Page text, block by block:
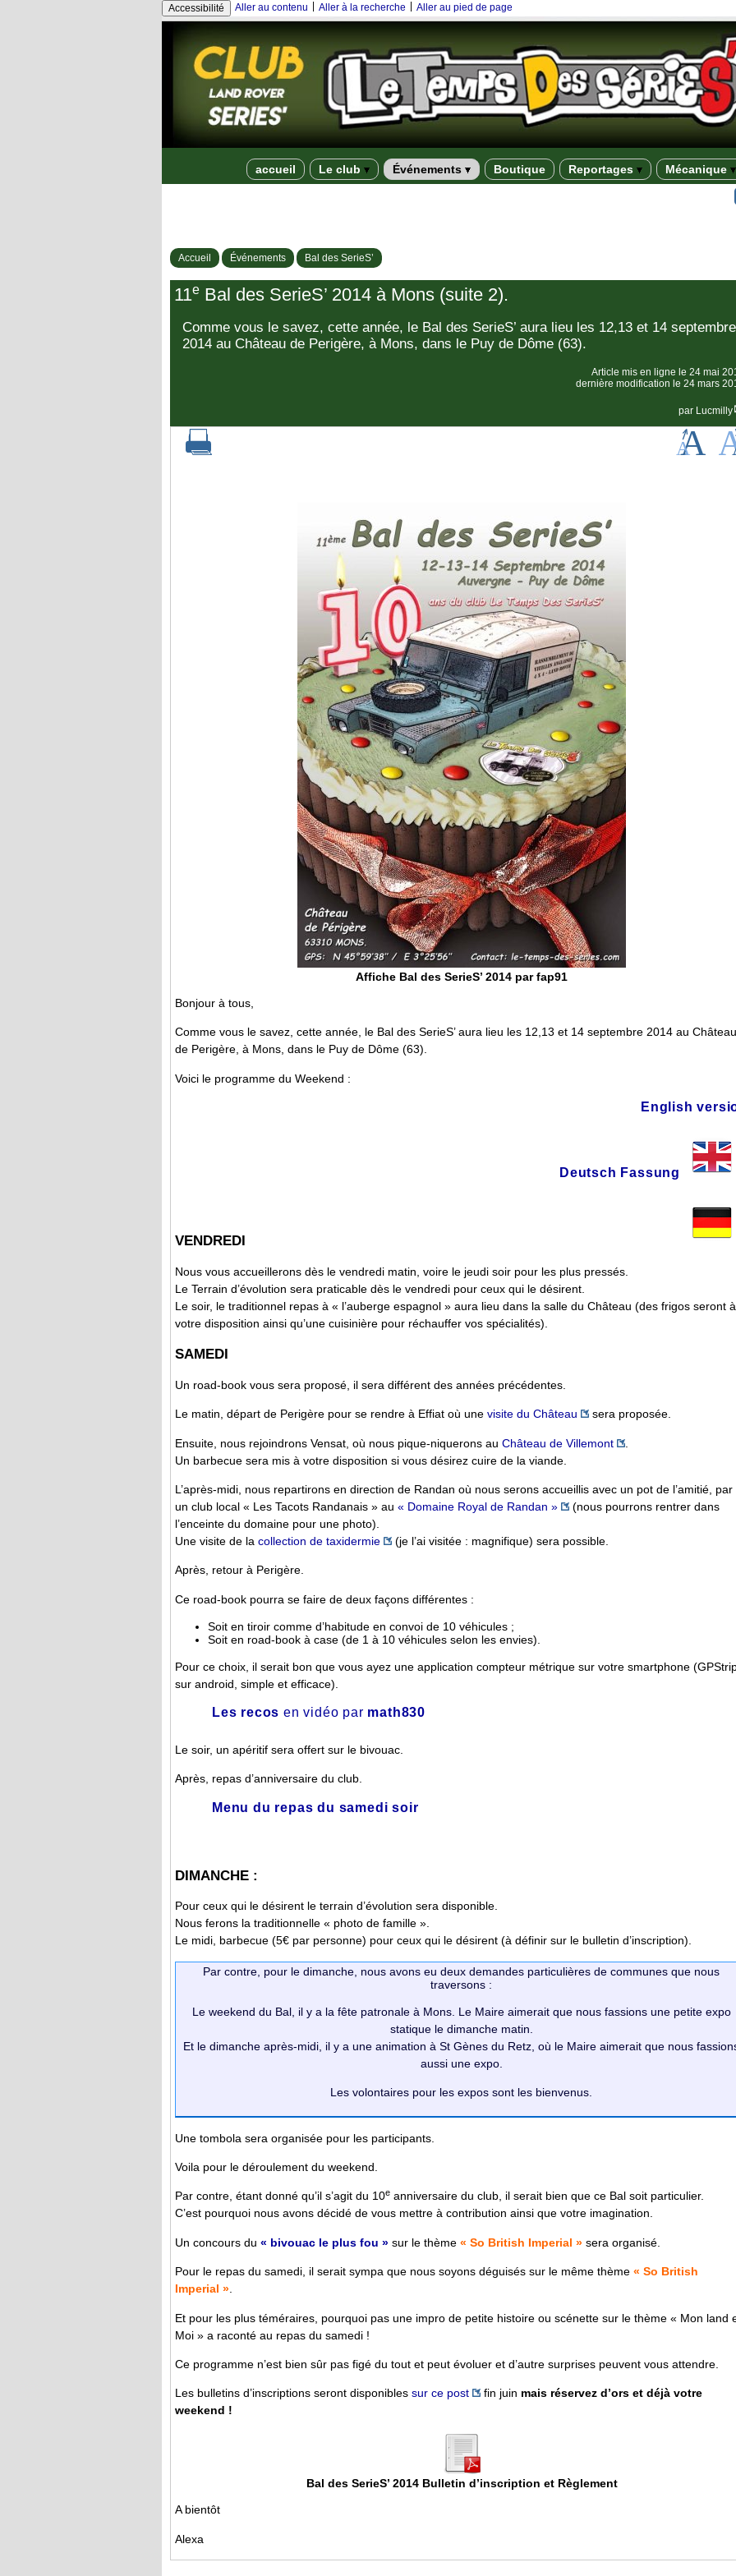
Accessibilité Aller au contenu Aller à la recherche Aller au pied de page
accueil Le club Événements Boutique Reportages Mécanique
Accueil Événements Bal des SerieS’
11e Bal des SerieS’ 2014 à Mons (suite 2).
Comme vous le savez, cette année, le Bal des SerieS’ aura lieu les 12,13 et 14 septembre
2014 au Château de Perigère, à Mons, dans le Puy de Dôme (63).
Article mis en ligne le 24 mai
dernière modification le 24 mars
par Lucmilly
Affiche Bal des SerieS’ 2014 par fap91
Bonjour à tous,
Comme vous le savez, cette année, le Bal des SerieS’ aura lieu les 12,13 et 14 septembre 2014 au Château
de Perigère, à Mons, dans le Puy de Dôme (63).
Voici le programme du Weekend :
English
Deutsch Fassung
VENDREDI
Nous vous accueillerons dès le vendredi matin, voire le jeudi soir pour les plus pressés.
Le Terrain d’évolution sera praticable dès le vendredi pour ceux qui le désirent.
Le soir, le traditionnel repas à « l’auberge espagnol » aura lieu dans la salle du Château (des frigos seront à
votre disposition ainsi qu’une cuisinière pour réchauffer vos spécialités).
SAMEDI
Un road-book vous sera proposé, il sera différent des années précédentes.
Le matin, départ de Perigère pour se rendre à Effiat où une visite du Château sera proposée.
Ensuite, nous rejoindrons Vensat, où nous pique-niquerons au Château de Villemont
Un barbecue sera mis à votre disposition si vous désirez cuire de la viande.
L’après-midi, nous repartirons en direction de Randan où nous serons accueillis avec un pot de l’amitié, par
un club local « Les Tacots Randanais » au « Domaine Royal de Randan »
(nous pourrons rentrer dans
l’enceinte du domaine pour une photo).
Une visite de la collection de taxidermie (je l’ai visitée : magnifique) sera possible.
Après, retour à Perigère.
Ce road-book pourra se faire de deux façons différentes :
Soit en tiroir comme d’habitude en convoi de 10 véhicules ;
Soit en road-book à case (de 1 à 10 véhicules selon les envies).
Pour ce choix, il serait bon que vous ayez une application compteur métrique sur votre smartphone
sur android, simple et efficace).
Les recos en vidéo par math830
Le soir, un apéritif sera offert sur le bivouac.
Après, repas d’anniversaire du club.
Menu du repas du samedi soir
DIMANCHE :
Pour ceux qui le désirent le terrain d’évolution sera disponible.
Nous ferons la traditionnelle « photo de famille ».
Le midi, barbecue (5€ par personne) pour ceux qui le désirent (à définir sur le bulletin d’inscription).
Par contre, pour le dimanche, nous avons eu deux demandes particulières de communes que nous
traversons :
Le weekend du Bal, il y a la fête patronale à Mons. Le Maire aimerait que nous fassions une petite expo
statique le dimanche matin.
Et le dimanche après-midi, il y a une animation à St Gènes du Retz, où le Maire aimerait que nous
aussi une expo.
Les volontaires pour les expos sont les bienvenus.
Une tombola sera organisée pour les participants.
Voila pour le déroulement du weekend.
Par contre, étant donné qu’il s’agit du 10e anniversaire du club, il serait bien que ce Bal soit particulier.
C’est pourquoi nous avons décidé de vous mettre à contribution ainsi que votre imagination.
Un concours du « bivouac le plus fou » sur le thème « So British Imperial » sera organisé.
Pour le repas du samedi, il serait sympa que nous soyons déguisés sur le même thème « So British
Imperial »
Et pour les plus téméraires, pourquoi pas une impro de petite histoire ou scénette sur le thème « Mon land
Moi » a raconté au repas du samedi !
Ce programme n’est bien sûr pas figé du tout et peut évoluer et d’autre surprises peuvent vous attendre.
Les bulletins d’inscriptions seront disponibles sur ce post fin juin mais réservez d’ors et déjà votre
weekend !
Bal des SerieS’ 2014 Bulletin d’inscription et Règlement
A bientôt
Alexa